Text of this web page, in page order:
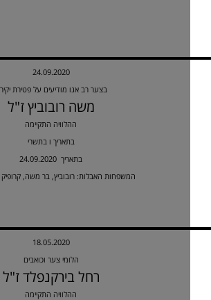
24.09.2020
בצער רב אנו מודיעים על פטירת יקירנו
משה רובוביץ ז"ל
ההלוויה התקיימה
בתאריך ו בתשרי
24.09.2020 בתאריך
המשפחות האבלות: רובוביץ, בר משה, קרופיק
18.05.2020
הלומי צער וכואבים
רחל בירקנפלד ז"ל
ההלוויה התקיימה